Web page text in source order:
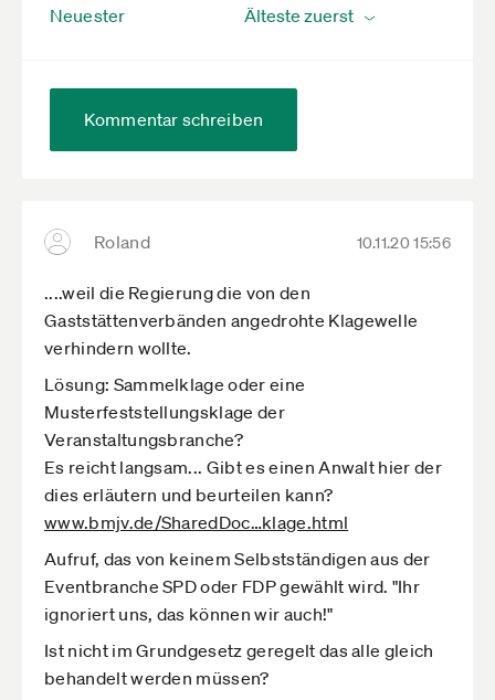
Neuester
Kommentar schreiben
Roland 10.11.20 15:56
....weil die Regierung die von den
Gaststättenverbänden angedrohte Klagewelle
verhindern wollte.
Lösung: Sammelklage oder eine
Musterfeststellungsklage der
Veranstaltungsbranche?
Es reicht langsam... Gibt es einen Anwalt hier der
dies erläutern und beurteilen kann?
www.bmjv.de­/SharedDoc­…klage.html
Aufruf, das von keinem Selbstständigen aus der
Eventbranche SPD oder FDP gewählt wird. "Ihr
ignoriert uns, das können wir auch!"
Ist nicht im Grundgesetz geregelt das alle gleich
behandelt werden müssen?